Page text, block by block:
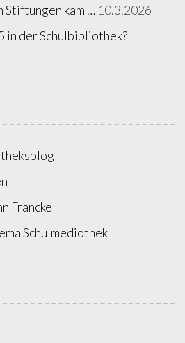
Stiftungen kam … 10.3.2026
in der Schulbibliothek?
Francke
Schulmediothek